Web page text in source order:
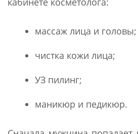
массаж лица и головы;
чистка кожи лица;
УЗ пилинг;
маникюр и педикюр.